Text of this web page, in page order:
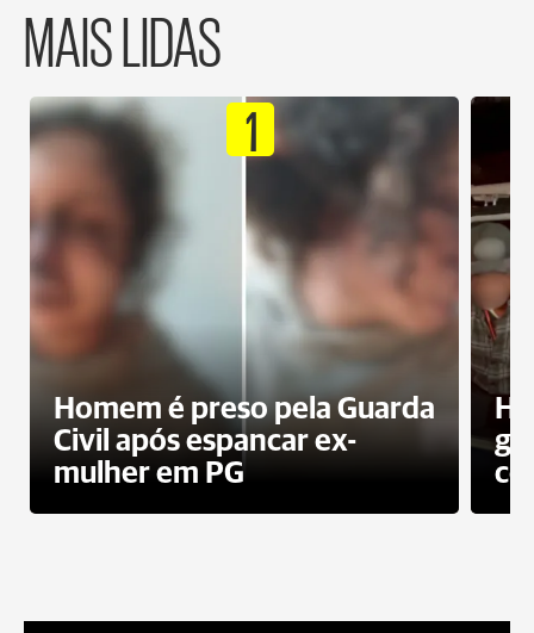
MAIS LIDAS
1
Homem é preso pela Guarda
Civil após espancar ex-
mulher em PG